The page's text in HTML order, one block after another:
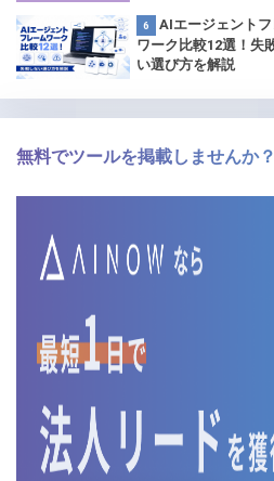
AIエージェント
ワーク比較12選！失
い選び方を解説
無料でツールを掲載しませんか？